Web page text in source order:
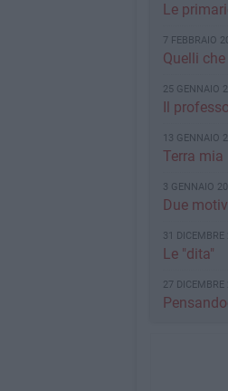
Le
7 FEBBRAIO
Quelli
25 GENNAIO
Il
13 GENNAIO
Terra mia
3 GENNAIO
Due
31 DICEMBRE
Le "dita"
27 DICEMBRE